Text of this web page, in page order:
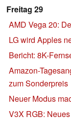
Freitag 29
AMD Vega 20:
LG wird Apples
Bericht: 8K-
Amazon-
zum Sonderpreis
Neuer Modus
V3X RGB: